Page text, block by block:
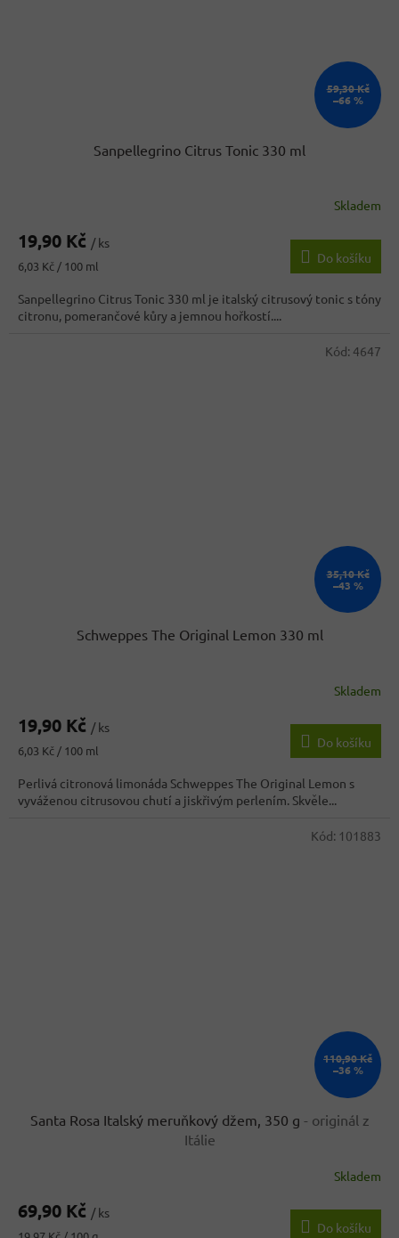
59,30 Kč
–66 %
Sanpellegrino Citrus Tonic 330 ml
Skladem
19,90 Kč / ks
Měrná
6,03 Kč / 100 ml
Do košíku
Sanpellegrino Citrus Tonic 330 ml je italský citrusový tonic s tóny
citronu, pomerančové kůry a jemnou hořkostí....
35,10 Kč
–43 %
Schweppes The Original Lemon 330 ml
Skladem
19,90 Kč / ks
Měrná
6,03 Kč / 100 ml
Do košíku
Perlivá citronová limonáda Schweppes The Original Lemon s
vyváženou citrusovou chutí a jiskřivým perlením. Skvěle...
Kód: 4647
110,90 Kč
–36 %
Santa Rosa Italský meruňkový džem, 350 g - originál z
Itálie
Skladem
69,90 Kč / ks
Do košíku
Kód: 101883